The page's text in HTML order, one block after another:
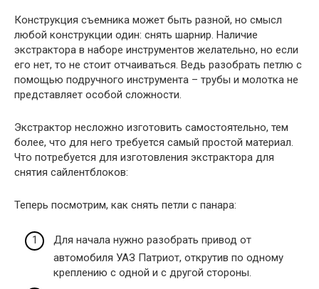
Конструкция съемника может быть разной, но смысл
любой конструкции один: снять шарнир. Наличие
экстрактора в наборе инструментов желательно, но если
его нет, то не стоит отчаиваться. Ведь разобрать петлю с
помощью подручного инструмента – трубы и молотка не
представляет особой сложности.
Экстрактор несложно изготовить самостоятельно, тем
более, что для него требуется самый простой материал.
Что потребуется для изготовления экстрактора для
снятия сайлентблоков:
Теперь посмотрим, как снять петли с панара:
Для начала нужно разобрать привод от
автомобиля УАЗ Патриот, открутив по одному
креплению с одной и с другой стороны.